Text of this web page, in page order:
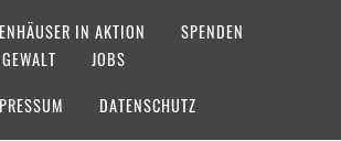
IN AKTION
SPENDEN
JOBS
DATENSCHUTZ